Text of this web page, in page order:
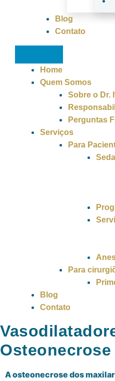
Blog
Contato
Home
Quem Somos
Sobre o Dr.
Perguntas
Serviços
Para
Para
Blog
Contato
A osteonecrose dos